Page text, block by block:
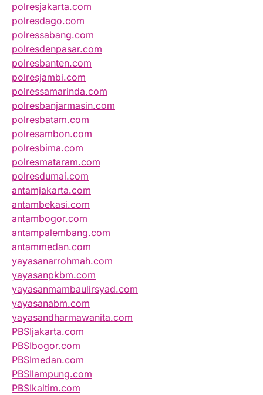
polresjakarta.com
polresdago.com
polressabang.com
polresdenpasar.com
polresbanten.com
polresjambi.com
polressamarinda.com
polresbanjarmasin.com
polresbatam.com
polresambon.com
polresbima.com
polresmataram.com
polresdumai.com
antamjakarta.com
antambekasi.com
antambogor.com
antampalembang.com
antammedan.com
yayasanarrohmah.com
yayasanpkbm.com
yayasanmambaulirsyad.com
yayasanabm.com
yayasandharmawanita.com
PBSIjakarta.com
PBSIbogor.com
PBSImedan.com
PBSIlampung.com
PBSIkaltim.com